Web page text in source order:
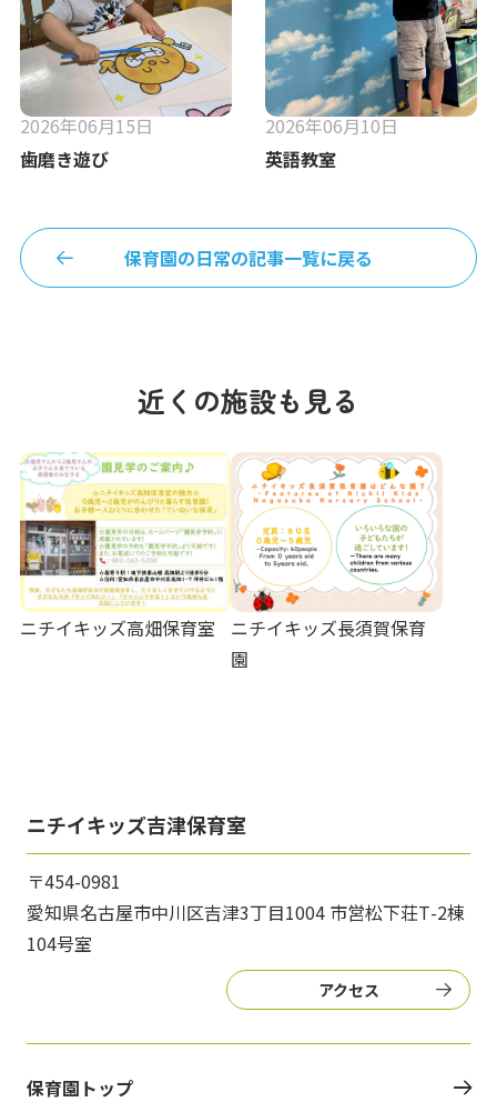
2026年06月15日
歯磨き遊び
2026年06月10日
英語教室
保育園の日常の記事一覧に戻る
近くの施設も見る
ニチイキッズ高畑保育室
ニチイキッズ長須賀保育
園
ニチイキッズ吉津保育室
〒454-0981
愛知県名古屋市中川区吉津3丁目1004 市営松下荘Т-2棟
104号室
アクセス
保育園トップ